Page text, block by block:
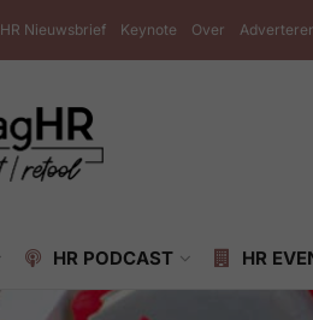
HR Nieuwsbrief Keynote Over
HR PODCAST HR